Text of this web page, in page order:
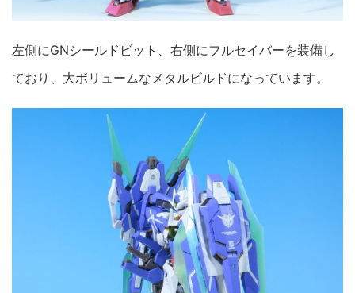
左側にGNシールドビット、右側にフルセイバーを装備し
ており、大ボリュームなメタルビルドになっています。